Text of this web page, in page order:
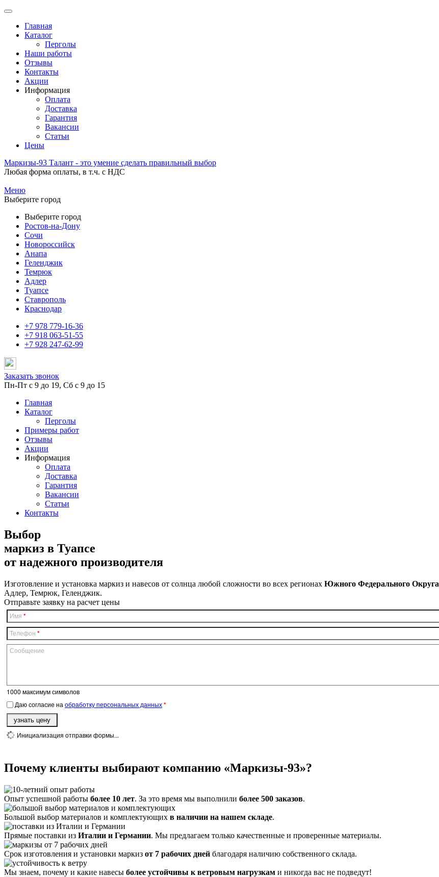
Главная
Каталог
Перголы
Наши работы
Отзывы
Контакты
Акции
Информация
Оплата
Доставка
Гарантия
Вакансии
Статьи
Цены
Маркизы-93 Талант - это умение сделать правильный выбор
Любая форма оплаты, в т.ч. с НДС
Меню
Выберите город
Выберите город
Ростов-на-Дону
Сочи
Новороссийск
Анапа
Геленджик
Темрюк
Адлер
Туапсе
Ставрополь
Краснодар
+7 978 779-16-36
+7 918 063-51-55
+7 928 247-62-99
Заказать звонок
Пн-Пт с 9 до 19, Сб с 9 до 15
Главная
Каталог
Перголы
Примеры работ
Отзывы
Акции
Информация
Оплата
Доставка
Гарантия
Вакансии
Статьи
Контакты
Выбор
маркиз в Туапсе
от надежного производителя
Изготовление и установка маркиз и навесов от солнца любой сложности во всех регионах Южного Федерального Округа
Адлер, Темрюк, Геленджик.
Отправьте заявку на расчет цены
Имя *
Телефон *
Сообщение
1000 максимум символов
Даю согласие на обработку персональных данных*
узнать цену
Инициализация отправки формы...
Почему клиенты выбирают компанию «Маркизы-93»?
Опыт успешной работы более 10 лет. За это время мы выполнили более 500 заказов.
Большой выбор материалов и комплектующих в наличии на нашем складе.
Прямые поставки из Италии и Германии. Мы предлагаем только качественные и проверенные материалы.
Срок изготовления и установки маркиз от 7 рабочих дней благодаря наличию собственного склада.
Мы знаем, почему и какие навесы более устойчивы к ветровым нагрузкам и никогда вас не подведут!